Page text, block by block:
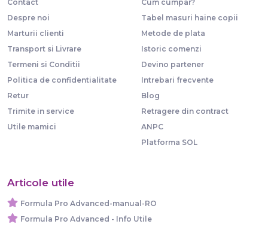
Contact
Despre noi
Marturii clienti
Transport si Livrare
Termeni si Conditii
Politica de confidentialitate
Retur
Trimite in service
Utile mamici
Cum cumpar?
Tabel masuri haine copii
Metode de plata
Istoric comenzi
Devino partener
Intrebari frecvente
Blog
Retragere din contract
ANPC
Platforma SOL
Articole utile
Formula Pro Advanced-manual-RO
Formula Pro Advanced - Info Utile